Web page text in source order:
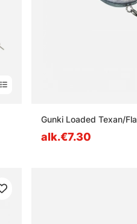
Gunki Loaded Texan/
alk.€7.30